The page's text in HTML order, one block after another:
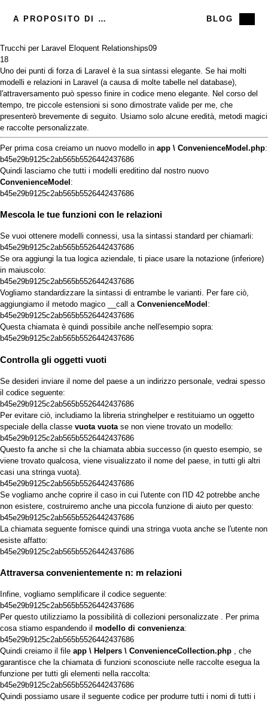
A PROPOSITO DI ME BLOG
Trucchi per Laravel Eloquent Relationships09
18
Uno dei punti di forza di Laravel è la sua sintassi elegante. Se hai molti
modelli e relazioni in Laravel (a causa di molte tabelle nel database),
l'attraversamento può spesso finire in codice meno elegante. Nel corso del
tempo, tre piccole estensioni si sono dimostrate valide per me, che
presenterò brevemente di seguito. Usiamo solo alcune eredità, metodi magici
e raccolte personalizzate.
Per prima cosa creiamo un nuovo modello in app \ ConvenienceModel.php:
b45e29b9125c2ab565b5526442437686
Quindi lasciamo che tutti i modelli ereditino dal nostro nuovo
ConvenienceModel:
b45e29b9125c2ab565b5526442437686
Mescola le tue funzioni con le relazioni
Se vuoi ottenere modelli connessi, usa la sintassi standard per chiamarli:
b45e29b9125c2ab565b5526442437686
Se ora aggiungi la tua logica aziendale, ti piace usare la notazione (inferiore)
in maiuscolo:
b45e29b9125c2ab565b5526442437686
Vogliamo standardizzare la sintassi di entrambe le varianti. Per fare ciò,
aggiungiamo il metodo magico
__call a ConvenienceModel :
b45e29b9125c2ab565b5526442437686
Questa chiamata è quindi possibile anche nell'esempio sopra:
b45e29b9125c2ab565b5526442437686
Controlla gli oggetti vuoti
Se desideri inviare il nome del paese a un indirizzo personale, vedrai spesso
il codice seguente:
b45e29b9125c2ab565b5526442437686
Per evitare ciò, includiamo la libreria stringhelpere restituiamo un oggetto
speciale della classe vuota vuota se non viene trovato un modello:
b45e29b9125c2ab565b5526442437686
Questo fa anche sì che la chiamata abbia successo (in questo esempio, se
viene trovato qualcosa, viene visualizzato il nome del paese, in tutti gli altri
casi una stringa vuota).
b45e29b9125c2ab565b5526442437686
Se vogliamo anche coprire il caso in cui l'utente con l'ID 42 potrebbe anche
non esistere, costruiremo anche una piccola funzione di aiuto per questo:
b45e29b9125c2ab565b5526442437686
La chiamata seguente fornisce quindi una stringa vuota anche se l'utente non
esiste affatto:
b45e29b9125c2ab565b5526442437686
Attraversa convenientemente n: m relazioni
Infine, vogliamo semplificare il codice seguente:
b45e29b9125c2ab565b5526442437686
Per questo utilizziamo la possibilità di collezioni personalizzate . Per prima
cosa stiamo espandendo il modello di convenienza:
b45e29b9125c2ab565b5526442437686
Quindi creiamo il file app \ Helpers \ ConvenienceCollection.php , che
garantisce che la chiamata di funzioni sconosciute nelle raccolte esegua la
funzione per tutti gli elementi nella raccolta:
b45e29b9125c2ab565b5526442437686
Quindi possiamo usare il seguente codice per produrre tutti i nomi di tutti i